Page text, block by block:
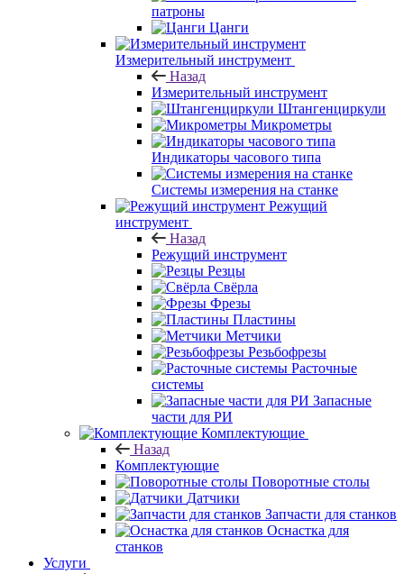
патроны
Цанги
Измерительный инструмент
Назад
Измерительный инструмент
Штангенциркули
Микрометры
Индикаторы часового типа
Системы измерения на станке
Режущий
инструмент
Назад
Режущий инструмент
Резцы
Свёрла
Фрезы
Пластины
Метчики
Резьбофрезы
Расточные
системы
Запасные
части для РИ
Комплектующие
Назад
Комплектующие
Поворотные столы
Датчики
Запчасти для станков
Оснастка для
станков
Услуги